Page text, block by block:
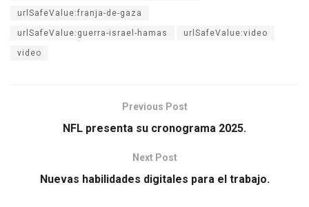
urlSafeValue:franja-de-gaza
urlSafeValue:guerra-israel-hamas urlSafeValue:video
video
Previous Post
NFL presenta su cronograma 2025.
Next Post
Nuevas habilidades digitales para el trabajo.